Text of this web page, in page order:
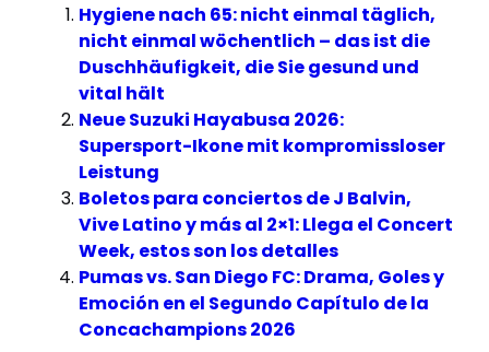
Hygiene nach 65: nicht einmal täglich,
nicht einmal wöchentlich – das ist die
Duschhäufigkeit, die Sie gesund und
vital hält
Neue Suzuki Hayabusa 2026:
Supersport-Ikone mit kompromissloser
Leistung
Boletos para conciertos de J Balvin,
Vive Latino y más al 2×1: Llega el Concert
Week, estos son los detalles
Pumas vs. San Diego FC: Drama, Goles y
Emoción en el Segundo Capítulo de la
Concachampions 2026